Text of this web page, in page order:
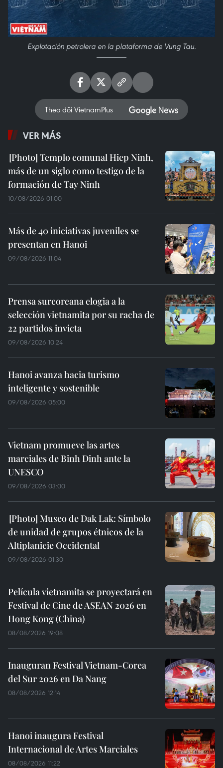
Explotación petrolera en la plataforma de Vung Tau.
Theo dõi VietnamPlus
VER MÁS
Templo comunal Hiep Ninh,
más de un siglo como testigo de la
formación de Tay Ninh
10/08/2026 01:00
Más de 40 iniciativas juveniles se
presentan en Hanoi
09/08/2026 11:04
Prensa surcoreana elogia a la
selección vietnamita por su racha de
22 partidos invicta
09/08/2026 10:24
Hanoi avanza hacia turismo
inteligente y sostenible
09/08/2026 05:00
Vietnam promueve las artes
marciales de Binh Dinh ante la
UNESCO
09/08/2026 03:00
Museo de Dak Lak: Símbolo
de unidad de grupos étnicos de la
Altiplanicie Occidental
09/08/2026 01:30
Película vietnamita se proyectará en
Festival de Cine de ASEAN 2026 en
Hong Kong (China)
08/08/2026 19:08
Inauguran Festival Vietnam-Corea
del Sur 2026 en Da Nang
08/08/2026 12:14
Hanoi inaugura Festival
Internacional de Artes Marciales
08/08/2026 11:22